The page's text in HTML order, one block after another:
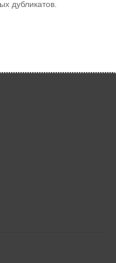
дубликатов.